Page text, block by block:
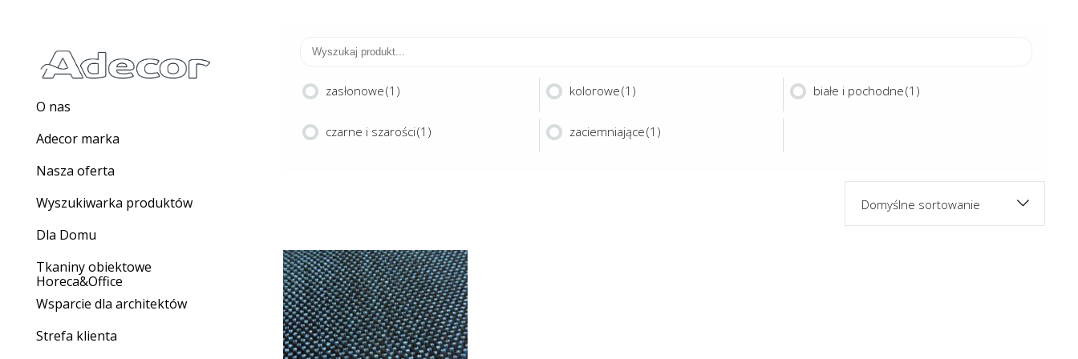
O nas
Adecor marka
Nasza oferta
Wyszukiwarka produktów
Dla Domu
Tkaniny obiektowe
Horeca&Office
Wsparcie dla architektów
Strefa klienta
zasłonowe(1) kolorowe(1) białe i pochodne(1)
czarne i szarości(1) zaciemniające(1)
Domyślne sortowanie
MAMI MIX
Ten
produkt
ma
wiele
wariantów.
Opcje